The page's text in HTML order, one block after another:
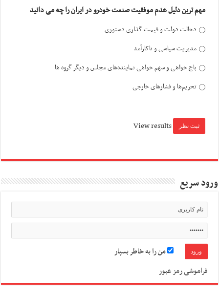
مهم ترین دلیل عدم موفقیت صنعت خودرو در ایران را چه می دانید
دخالت دولت و قیمت گذاری دستوری
مدیریت سیاسی و ناکارآمد
باج خواهی و سهم خواهی نماینده‌های مجلس و دیگر گروه ها
تحریم‌ها و فشارهای خارجی
View results
ورود سریع
من را به خاطر بسپار
فراموشی رمز عبور